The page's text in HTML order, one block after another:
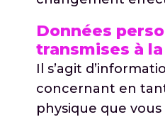
Données
transmises à
Il s’agit
concernant en
physique que vous